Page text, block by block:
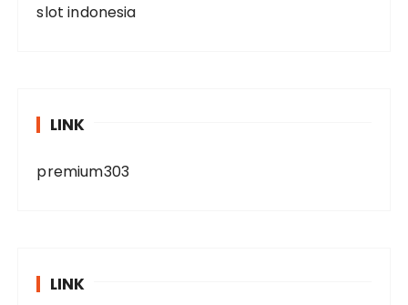
slot indonesia
LINK
premium303
LINK